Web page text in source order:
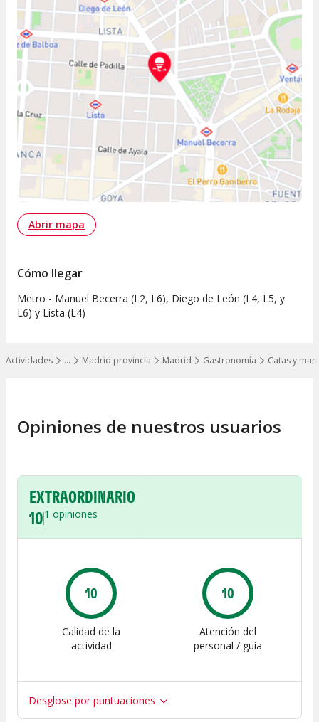
…
Mostrar todos los niveles
Actividades Madrid provincia Madrid Gastronomía Catas y
Abrir mapa
Cómo llegar
Metro - Manuel Becerra (L2, L6), Diego de León (L4, L5, y
L6) y Lista (L4)
Opiniones de nuestros usuarios
EXTRAORDINARIO
101 opiniones
10
Calidad de la
actividad
10
Atención del
personal / guía
Desglose por puntuaciones